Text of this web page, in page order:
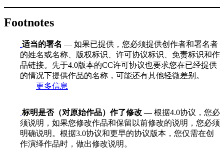
Footnotes
适当的署名 — 如果已提供，您必须提供创作者和署名者
的姓名或名称、版权标识、许可协议标识、免责标识和作
品链接。先于4.0版本的CC许可协议也要求您在已经提供
的情况下提供作品的名称，可能还有其他轻微差别。
更多信息
标明是否（对原始作品）作了修改 — 根据4.0协议，您必
须说明，如果您修改作品和保留以前修改的说明，您必须
明确说明。根据3.0协议和更早的协议版本，您仅需在创
作演绎作品时，做出修改说明。